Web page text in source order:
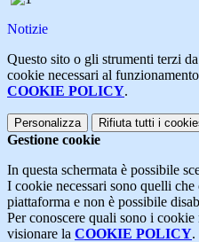
Notizie
Questo sito o gli strumenti terzi
cookie necessari al
COOKIE POLICY.
Personalizza Rifiuta tutti i
Gestione cookie
In questa schermata è possibile
I cookie necessari sono quelli
piattaforma e non è possibile
Per conoscere quali sono i
visionare la COOKIE POLICY.